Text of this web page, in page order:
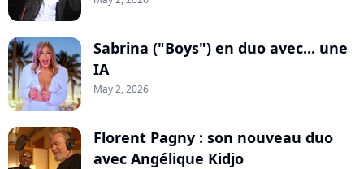
Sabrina ("Boys") en duo avec... une
IA
May 2, 2026
Florent Pagny : son nouveau duo
avec Angélique Kidjo